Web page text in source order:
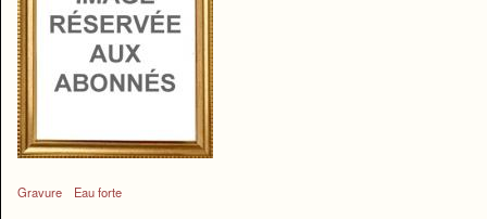
Gravure Eau forte